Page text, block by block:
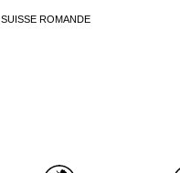
SUISSE ROMANDE